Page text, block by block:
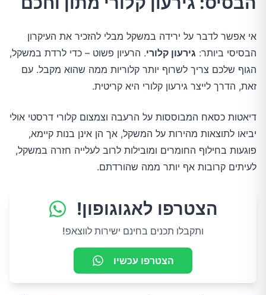
אי אפשר לדבר על ירידה במשקל מבלי להזכיר את העיקרון
הבסיסי ביותר: גירעון קלורי. הרעיון פשוט – כדי לרדת במשקל,
הגוף שלכם צריך לשרוף יותר קלוריות ממה שהוא מקבל. עם
זאת, הדרך לייצר גירעון קלורי היא קריטית.
דיאטות כסאח המבוססות על הרעבה וצמצום קלורי דרסטי אולי
יביאו לתוצאות מהירות על המשקל, אך הן אינן בנות קיימא,
פוגעות בחילוף החומרים ומובילות לרוב לעלייה חזרה במשקל,
לעיתים קרובות אף יותר ממה שהורדתם.
הצטרפו לאגוגופון!
ותקבלו תכנים בחינם ישירות לווצאפ!
הצטרפו עכשיו